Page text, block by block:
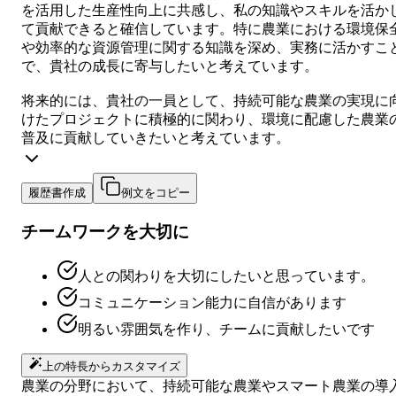
を活用した生産性向上に共感し、私の知識やスキルを活か
て貢献できると確信しています。特に農業における環境保
や効率的な資源管理に関する知識を深め、実務に活かすこ
で、貴社の成長に寄与したいと考えています。
将来的には、貴社の一員として、持続可能な農業の実現に
けたプロジェクトに積極的に関わり、環境に配慮した農業
普及に貢献していきたいと考えています。
履歴書作成 例文をコピー
チームワークを大切に
人との関わりを大切にしたいと思っています。
コミュニケーション能力に自信があります
明るい雰囲気を作り、チームに貢献したいです
上の特長からカスタマイズ
農業の分野において、持続可能な農業やスマート農業の導